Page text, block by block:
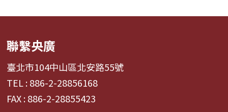
聯繫央廣
臺北市104中山區北安路55號
TEL : 886-2-28856168
FAX : 886-2-28855423